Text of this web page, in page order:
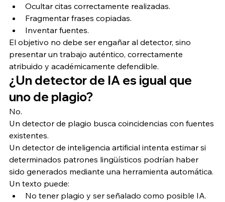
Ocultar citas correctamente realizadas.
Fragmentar frases copiadas.
Inventar fuentes.
El objetivo no debe ser engañar al detector, sino
presentar un trabajo auténtico, correctamente
atribuido y académicamente defendible.
¿Un detector de IA es igual que
uno de plagio?
No.
Un detector de plagio busca coincidencias con fuentes
existentes.
Un detector de inteligencia artificial intenta estimar si
determinados patrones lingüísticos podrían haber
sido generados mediante una herramienta automática.
Un texto puede:
No tener plagio y ser señalado como posible IA.